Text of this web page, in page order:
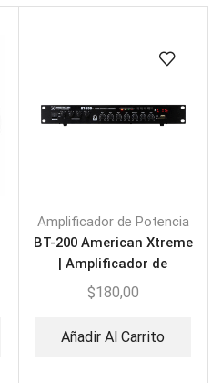
Amplificador de Potencia
BT-200 American Xtreme
| Amplificador de
Perifoneo
$180,00
Añadir Al Carrito